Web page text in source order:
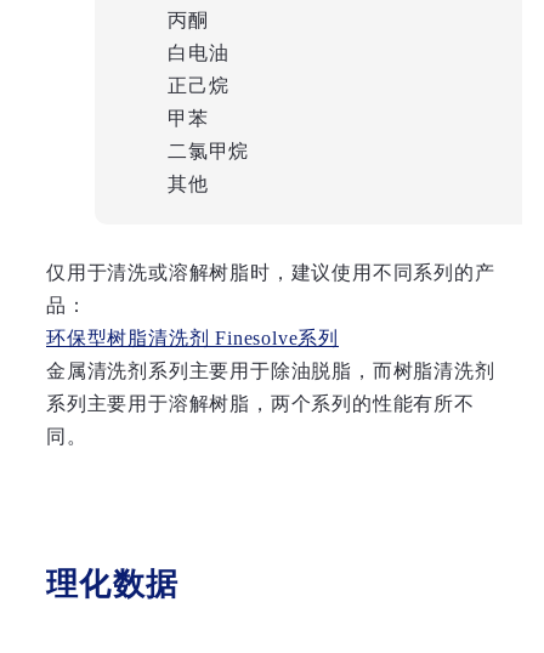
丙酮
白电油
正己烷
甲苯
二氯甲烷
其他
仅用于清洗或溶解树脂时，建议使用不同系列的产
品：
环保型树脂清洗剂 Finesolve系列
金属清洗剂系列主要用于除油脱脂，而树脂清洗剂
系列主要用于溶解树脂，两个系列的性能有所不
同。
理化数据